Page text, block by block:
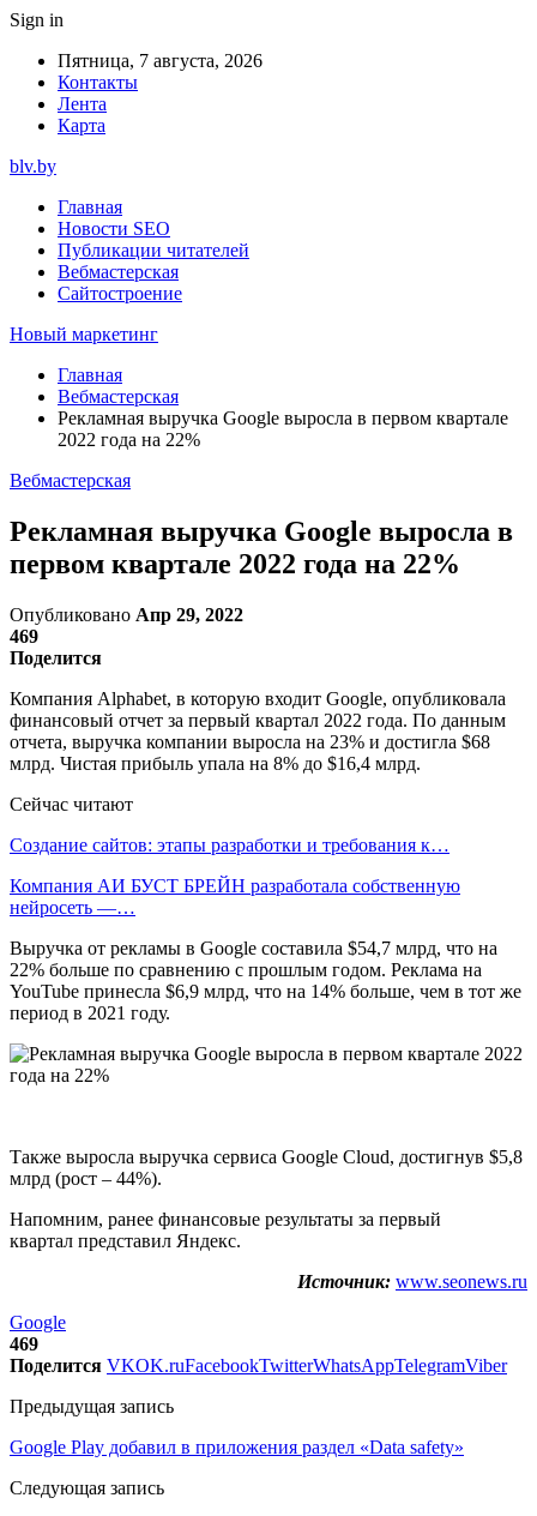
Sign in
Пятница, 7 августа, 2026
Контакты
Лента
Карта
blv.by
Главная
Новости SEO
Публикации читателей
Вебмастерская
Сайтостроение
Новый маркетинг
Главная
Вебмастерская
Рекламная выручка Google выросла в первом квартале
2022 года на 22%
Вебмастерская
Рекламная выручка Google выросла в
первом квартале 2022 года на 22%
Опубликовано Апр 29, 2022
469
Поделится
Компания Alphabet, в которую входит Google, опубликовала
финансовый отчет за первый квартал 2022 года. По данным
отчета, выручка компании выросла на 23% и достигла $68
млрд. Чистая прибыль упала на 8% до $16,4 млрд.
Сейчас читают
Создание сайтов: этапы разработки и требования к…
Компания АИ БУСТ БРЕЙН разработала собственную
нейросеть —…
Выручка от рекламы в Google составила $54,7 млрд, что на
22% больше по сравнению с прошлым годом. Реклама на
YouTube принесла $6,9 млрд, что на 14% больше, чем в тот же
период в 2021 году.
Также выросла выручка сервиса Google Cloud, достигнув $5,8
млрд (рост – 44%).
Напомним, ранее финансовые результаты за первый
квартал представил Яндекс.
Источник: www.seonews.ru
Google
469
Поделится VKOK.ruFacebookTwitterWhatsAppTelegramViber
Предыдущая запись
Google Play добавил в приложения раздел «Data safety»
Следующая запись